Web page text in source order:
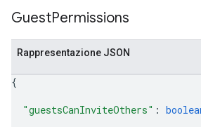
GuestPermissions
Rappresentazione JSON
{
"guestsCanInviteOthers" :